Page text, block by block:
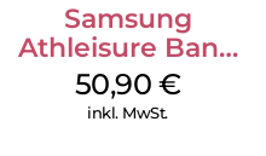
Samsung
Athleisure Band
(M/L) Galaxy
Watch8/Watch8
50,90 €
inkl. MwSt.